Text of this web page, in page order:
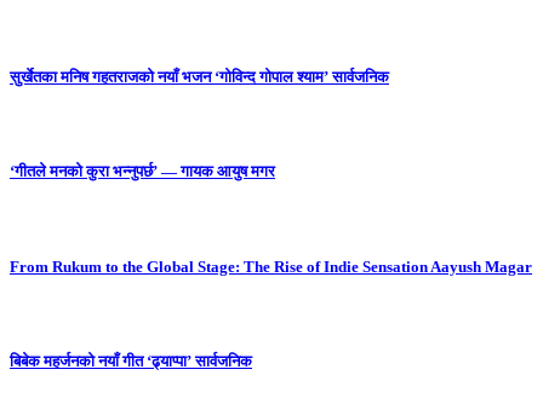
सुर्खेतका मनिष गहतराजको नयाँ भजन ‘गोविन्द गोपाल श्याम’ सार्वजनिक
‘गीतले मनको कुरा भन्नुपर्छ’ — गायक आयुष मगर
From Rukum to the Global Stage: The Rise of Indie Sensation Aayush Magar
बिबेक महर्जनको नयाँ गीत ‘ढ्याप्पा’ सार्वजनिक